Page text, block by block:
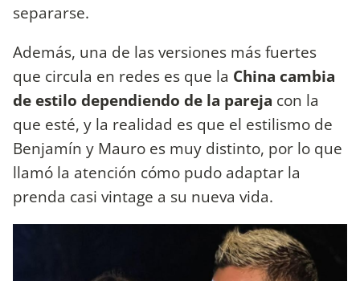
separarse.
Además, una de las versiones más fuertes
que circula en redes es que la China cambia
de estilo dependiendo de la pareja con la
que esté, y la realidad es que el estilismo de
Benjamín y Mauro es muy distinto, por lo que
llamó la atención cómo pudo adaptar la
prenda casi vintage a su nueva vida.